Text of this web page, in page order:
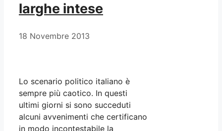
larghe intese
18 Novembre 2013
Lo scenario politico italiano è
sempre più caotico. In questi
ultimi giorni si sono succeduti
alcuni avvenimenti che certificano
in modo incontestabile la